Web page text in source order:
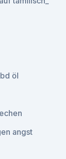
öl
angst